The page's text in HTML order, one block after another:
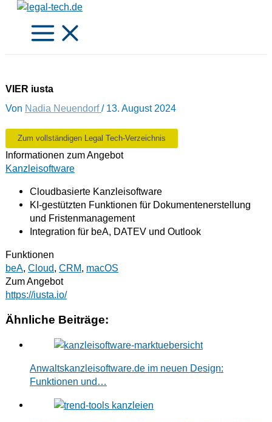
Zum
springen
VIER iusta
Von Nadia Neuendorf/ 13. August 2024
Zum vollständigen Legal Tech-Verzeichnis
Informationen zum Angebot
Kanzleisoftware
Cloudbasierte Kanzleisoftware
KI-gestützten Funktionen für Dokumentenerstellung
und Fristenmanagement
Integration für beA, DATEV und Outlook
Funktionen
beA, Cloud, CRM, macOS
Zum Angebot
https://iusta.io/
Ähnliche Beiträge:
Anwaltskanzleisoftware.de im neuen Design:
Funktionen und…